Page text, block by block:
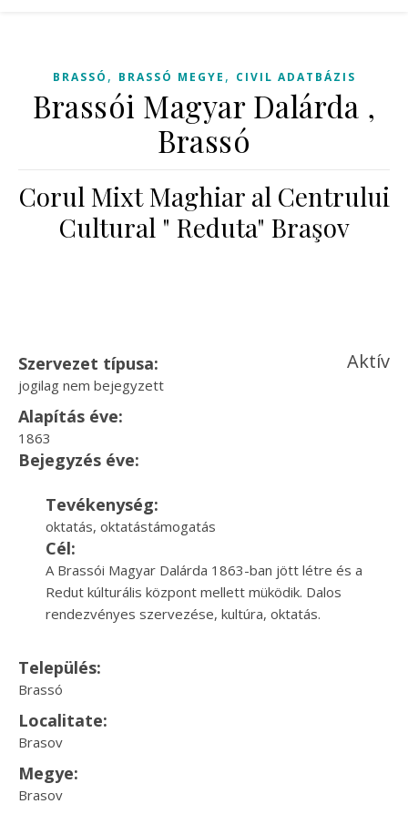
BRASSÓ , BRASSÓ MEGYE , CIVIL ADATBÁZIS
Brassói Magyar Dalárda ,
Brassó
Corul Mixt Maghiar al Centrului
Cultural " Reduta" Braşov
Szervezet típusa:
jogilag nem bejegyzett
Aktív
Alapítás éve:
1863
Bejegyzés éve:
Tevékenység:
oktatás, oktatástámogatás
Cél:
A Brassói Magyar Dalárda 1863-ban jött létre és a
Redut kúlturális központ mellett müködik. Dalos
rendezvényes szervezése, kultúra, oktatás.
Település:
Brassó
Localitate:
Brasov
Megye:
Brasov